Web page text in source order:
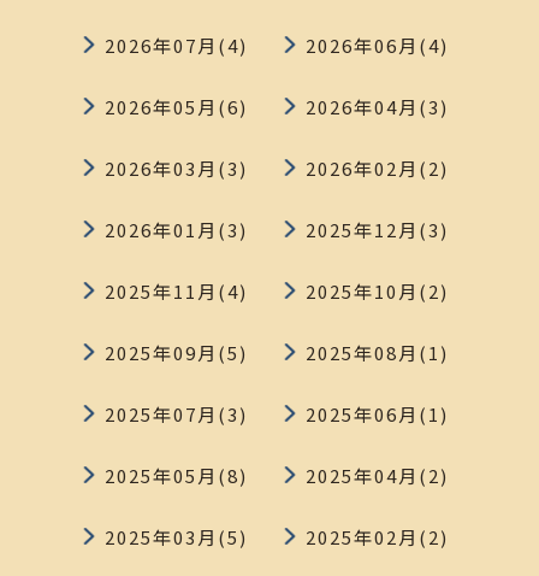
2026年07月(4) 2026年06月(4)
2026年05月(6) 2026年04月(3)
2026年03月(3) 2026年02月(2)
2026年01月(3) 2025年12月(3)
2025年11月(4) 2025年10月(2)
2025年09月(5) 2025年08月(1)
2025年07月(3) 2025年06月(1)
2025年05月(8) 2025年04月(2)
2025年03月(5) 2025年02月(2)